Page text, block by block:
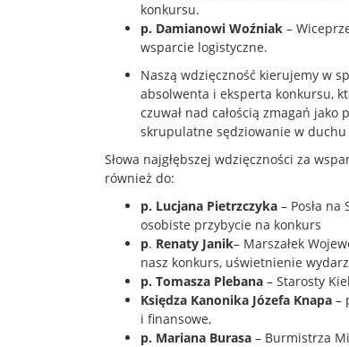
konkursu.
p. Damianowi Woźniak –
wsparcie logistyczne.
Naszą wdzięczność kierujemy w
absolwenta i eksperta konkursu,
czuwał nad całością zmagań
skrupulatne sędziowanie w
Słowa najgłębszej wdzięczności za
również do:
p. Lucjana Pietrzczyka – Posła
osobiste przybycie na konkurs
p. Renaty Janik– Marszałek
nasz konkurs, uświetnienie
p. Tomasza Plebana – Starosty
Księdza Kanonika Józefa Knapa –
i finansowe,
p. Mariana Burasa – Burmistrza